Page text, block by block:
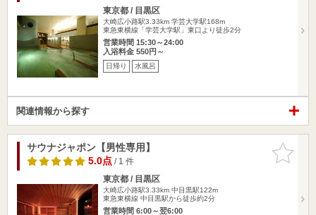
東京都 / 目黒区
大崎広小路駅3.33km 学芸大学駅168m
東急東横線「学芸大学駅」東口より徒歩2分
営業時間 15:30～24:00
入浴料金 550円～
日帰り 水風呂
関連情報から探す
お気に入
りに追加
サウナジャポン【男性専用】
5.0点/ 1 件
東京都 / 目黒区
大崎広小路駅3.33km 中目黒駅122m
東急東横線 中目黒駅から徒歩約2分
営業時間 6:00～翌6:00